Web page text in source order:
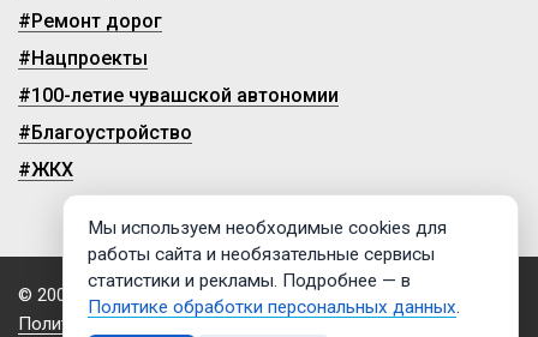
#Ремонт дорог
#Нацпроекты
#100-летие чувашской автономии
#Благоустройство
#ЖКХ
© 2009-2026, ГТРК «Чувашия»
Политика обработки персональных данных
Мы используем необходимые cookies для
работы сайта и необязательные сервисы
статистики и рекламы. Подробнее — в
Политике обработки персональных данных.